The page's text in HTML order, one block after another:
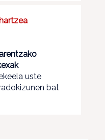
uste
bat